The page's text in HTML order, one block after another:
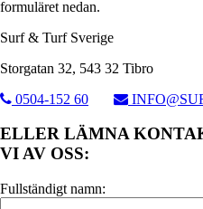
formuläret nedan.
Surf & Turf Sverige
Storgatan 32, 543 32 Tibro
0504-152 60
ELLER LÄMNA
VI AV OSS:
Fullständigt namn: